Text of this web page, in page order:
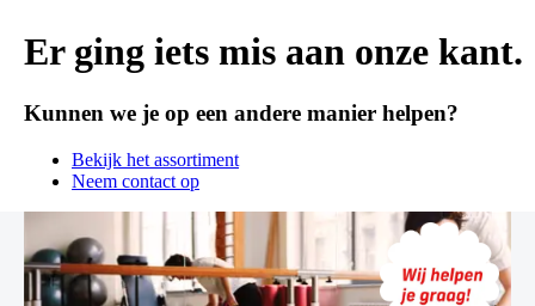
Er ging iets mis aan onze kant.
Kunnen we je op een andere manier helpen?
Bekijk het assortiment
Neem contact op